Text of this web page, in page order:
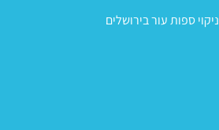
ניקוי ספות עור בירושלים